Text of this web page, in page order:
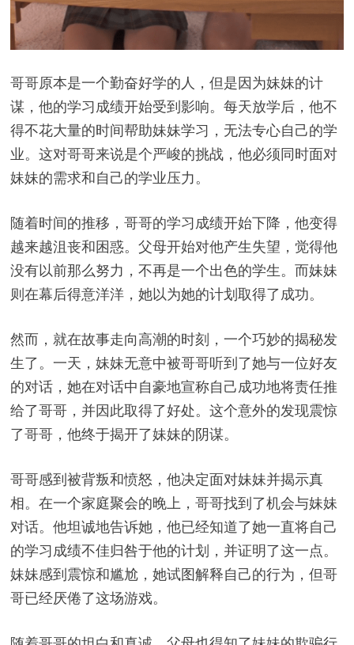
哥哥原本是一个勤奋好学的人，但是因为妹妹的计
谋，他的学习成绩开始受到影响。每天放学后，他不
得不花大量的时间帮助妹妹学习，无法专心自己的学
业。这对哥哥来说是个严峻的挑战，他必须同时面对
妹妹的需求和自己的学业压力。
随着时间的推移，哥哥的学习成绩开始下降，他变得
越来越沮丧和困惑。父母开始对他产生失望，觉得他
没有以前那么努力，不再是一个出色的学生。而妹妹
则在幕后得意洋洋，她以为她的计划取得了成功。
然而，就在故事走向高潮的时刻，一个巧妙的揭秘发
生了。一天，妹妹无意中被哥哥听到了她与一位好友
的对话，她在对话中自豪地宣称自己成功地将责任推
给了哥哥，并因此取得了好处。这个意外的发现震惊
了哥哥，他终于揭开了妹妹的阴谋。
哥哥感到被背叛和愤怒，他决定面对妹妹并揭示真
相。在一个家庭聚会的晚上，哥哥找到了机会与妹妹
对话。他坦诚地告诉她，他已经知道了她一直将自己
的学习成绩不佳归咎于他的计划，并证明了这一点。
妹妹感到震惊和尴尬，她试图解释自己的行为，但哥
哥已经厌倦了这场游戏。